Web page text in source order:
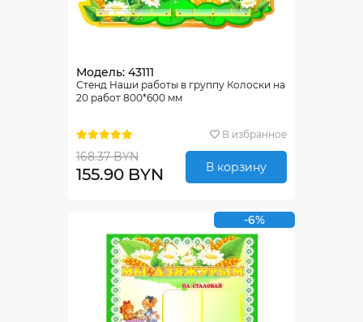
Модель: 43111
Стенд Наши работы в группу Колоски на
20 работ 800*600 мм
В избранное
168.37 BYN
155.90 BYN В корзину
-6%